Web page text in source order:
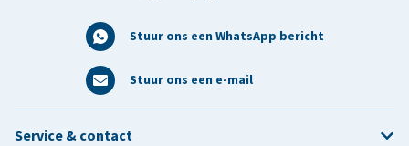
Stuur ons een WhatsApp bericht
Stuur ons een e-mail
Service & contact